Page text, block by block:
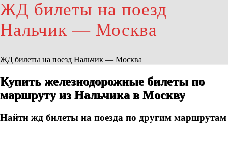
ЖД билеты на поезд
Нальчик — Москва
ЖД билеты на поезд Нальчик — Москва
Купить железнодорожные билеты по
маршруту из Нальчика в Москву
Найти жд билеты на поезда по другим маршрутам